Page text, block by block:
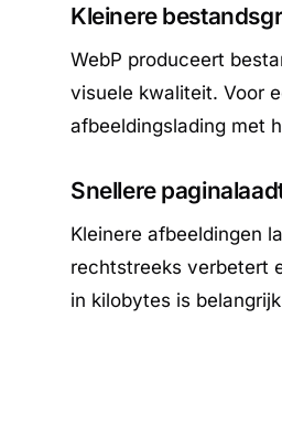
Kleinere
WebP produceert
visuele kwaliteit. Voor
afbeeldingslading met
Snellere
Kleinere afbeeldingen
rechtstreeks verbetert
in kilobytes is